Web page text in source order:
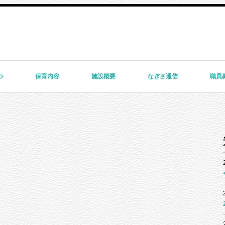
保育内容 施設概要 なぎさ通信 職員